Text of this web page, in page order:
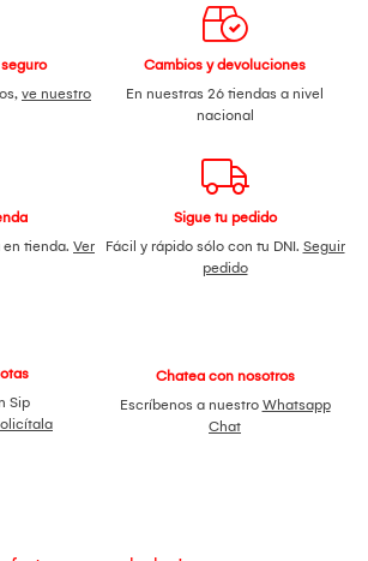
ve nuestro
Cambios y devoluciones
En nuestras 26 tiendas a nivel
nacional
tienda. Ver
Sigue tu pedido
Fácil y rápido sólo con tu DNI. Seguir
pedido
Sip
Chatea con nosotros
Escríbenos a nuestro Whatsapp
Chat